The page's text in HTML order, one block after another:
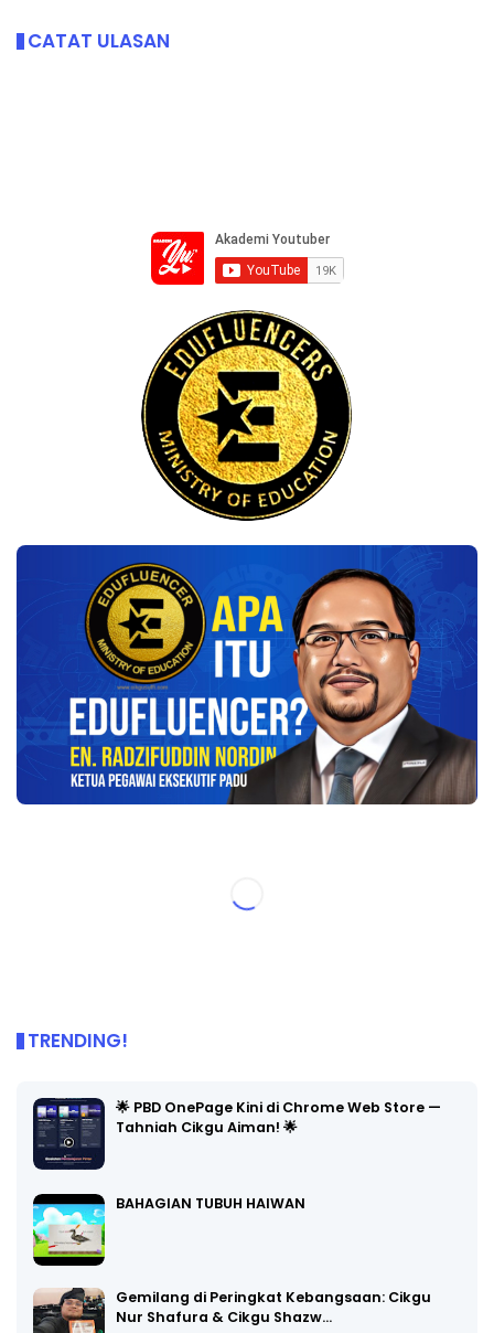
CATAT ULASAN
TRENDING!
🌟 PBD OnePage Kini di Chrome Web Store —
Tahniah Cikgu Aiman! 🌟
BAHAGIAN TUBUH HAIWAN
Gemilang di Peringkat Kebangsaan: Cikgu
Nur Shafura & Cikgu Shazw…